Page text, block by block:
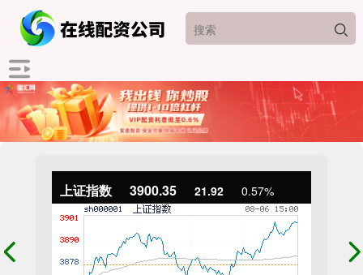
上证指数 3900.35 21.92 0.57%